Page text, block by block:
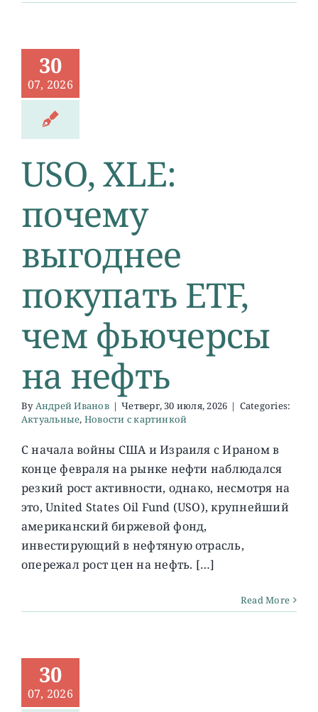
30
07, 2026
USO, XLE:
почему
выгоднее
покупать ETF,
чем фьючерсы
на нефть
ByАндрей Иванов | Четверг, 30 июля, 2026 | Categories:
Актуальные, Новости с картинкой
С начала войны США и Израиля с Ираном в
конце февраля на рынке нефти наблюдался
резкий рост активности, однако, несмотря на
это, United States Oil Fund (USO), крупнейший
американский биржевой фонд,
инвестирующий в нефтяную отрасль,
опережал рост цен на нефть. […]
Read More
30
07, 2026